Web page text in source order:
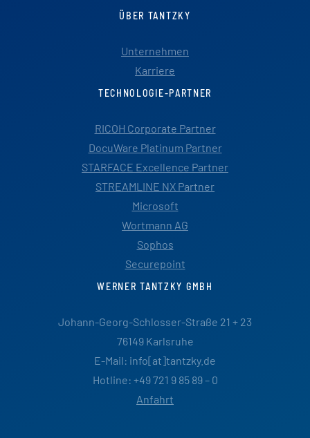
ÜBER TANTZKY
Unternehmen
Karriere
TECHNOLOGIE-PARTNER
RICOH Corporate Partner
DocuWare Platinum Partner
STARFACE Excellence Partner
STREAMLINE NX Partner
Microsoft
Wortmann AG
Sophos
Securepoint
WERNER TANTZKY GMBH
Johann-Georg-Schlosser-Straße 21 + 23
76149 Karlsruhe
E-Mail: info[at]tantzky.de
Hotline: +49 721 9 85 89 – 0
Anfahrt